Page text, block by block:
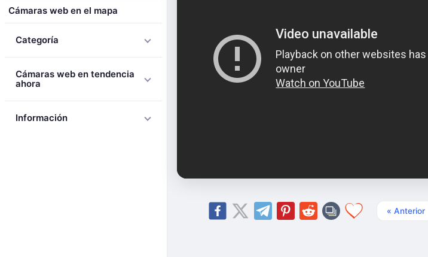
Cámaras web en el mapa
Categoría
Cámaras web en tendencia
ahora
Información
« Anterior